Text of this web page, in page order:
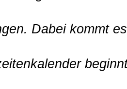
Dabei kommt